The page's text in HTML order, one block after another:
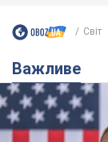
Світ
Важливе